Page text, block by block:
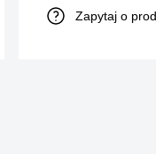
Zapytaj o